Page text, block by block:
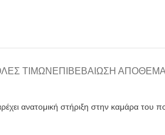
ΤΙΜΏΝ ΕΠΙΒΕΒΑΊΩΣΗ
ανατομική στήριξη στην καμάρα του